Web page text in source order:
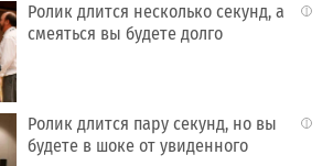
i
Ролик длится несколько секунд, а
смеяться вы будете долго
i
Ролик длится пару секунд, но вы
будете в шоке от увиденного